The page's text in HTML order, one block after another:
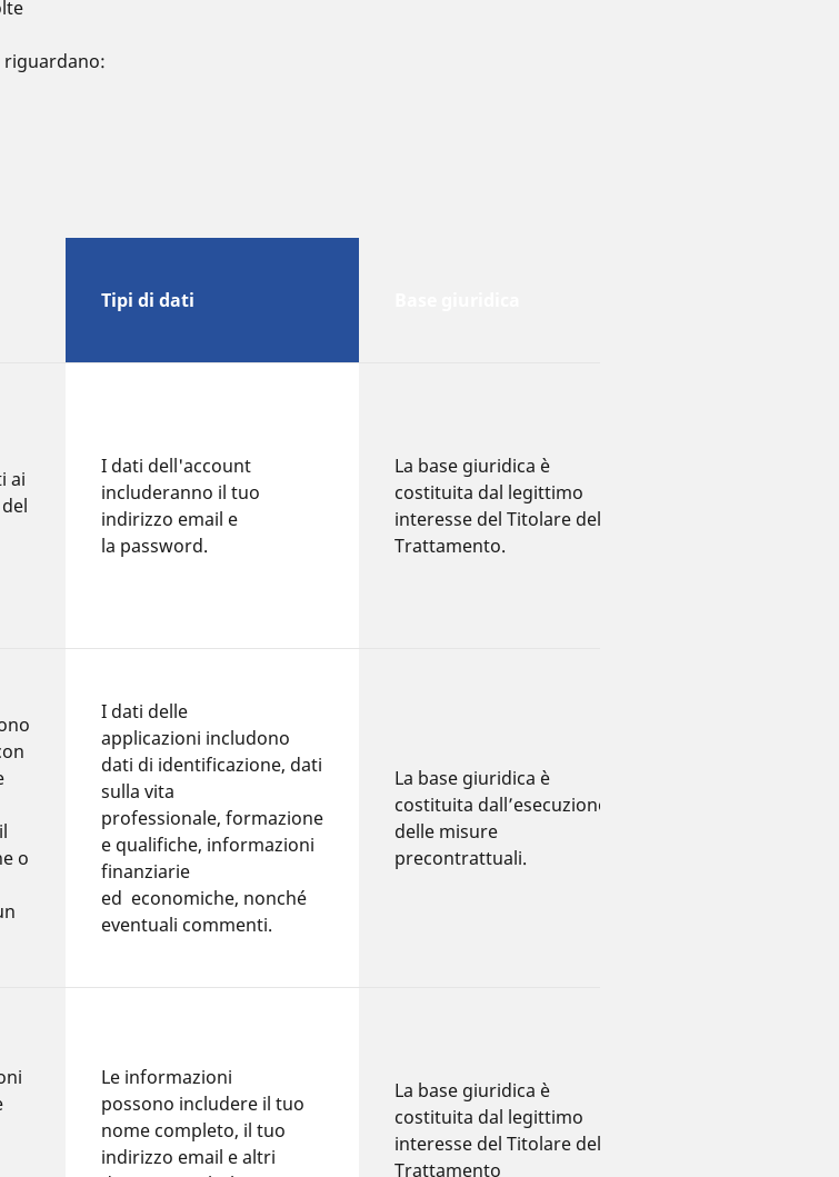
riguardano:
Tipi di dati
ai
I dati dell'account
includeranno il tuo
indirizzo email e
la password.
La base giuridica è
costituita dal legittimo
interesse del Titolare del
Trattamento.
o
I dati delle
applicazioni includono
dati di identificazione, dati
sulla vita
professionale, formazione
e qualifiche, informazioni
finanziarie
ed economiche, nonché
eventuali commenti.
La base giuridica è
costituita dall’esecuzione
delle misure
precontrattuali.
Le informazioni
possono includere il tuo
nome completo, il tuo
indirizzo email e altri
La base giuridica è
costituita dal legittimo
interesse del Titolare del
Trattamento